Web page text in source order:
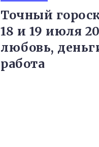
Точный
18 и 19 июля
любовь,
работа